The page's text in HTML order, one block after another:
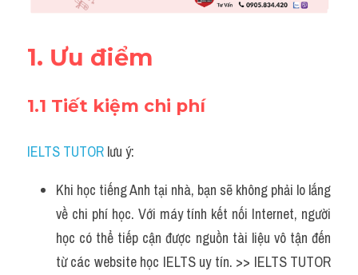
1. Ưu điểm
1.1 Tiết kiệm chi phí
IELTS TUTOR lưu ý:
Khi học tiếng Anh tại nhà, bạn sẽ không phải lo lắng
về chi phí học. Với máy tính kết nối Internet, người
học có thể tiếp cận được nguồn tài liệu vô tận đến
từ các website học IELTS uy tín. >> IELTS TUTOR